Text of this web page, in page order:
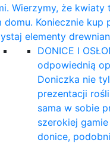
Wierzymy, że kwiaty
domu. Koniecznie kup
elementy
DONICE I
odpowiednią
Doniczka nie
prezentacji
sama w sobie
szerokiej
donice,